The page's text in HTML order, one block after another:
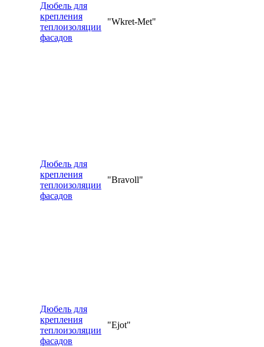
Дюбель для
крепления
теплоизоляции
фасадов
"Wkret-Met"
Дюбель для
крепления
теплоизоляции
фасадов
"Bravoll"
Дюбель для
крепления
теплоизоляции
фасадов
"Ejot"